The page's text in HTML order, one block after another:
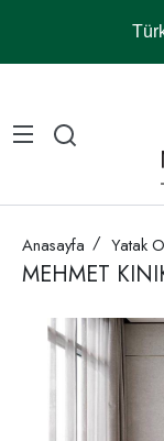
Anasayfa Yatak
MEHMET